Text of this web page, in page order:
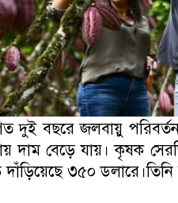
দুই বছরে জলবায়ু
দাম বেড়ে যায়। কৃষক
৩৫০